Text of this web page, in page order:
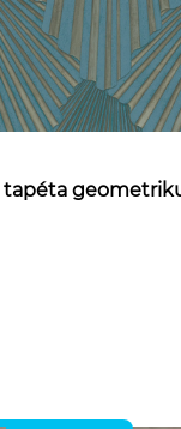
tapéta